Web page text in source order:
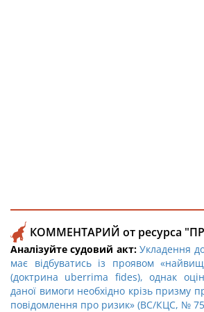
КОММЕНТАРИЙ от ресурса
Аналізуйте судовий акт:Укладення
має відбуватись із проявом
(доктрина uberrima fides), однак
даної вимоги необхідно крізь призму
повідомлення про ризик» (ВС/КЦС, №